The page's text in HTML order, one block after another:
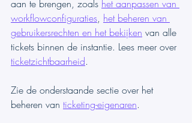
aan te brengen, zoals het aanpassen van
workflowconfiguraties, het beheren van
gebruikersrechten en het bekijken van alle
tickets binnen de instantie. Lees meer over
ticketzichtbaarheid.
Zie de onderstaande sectie over het
beheren van ticketing-eigenaren.